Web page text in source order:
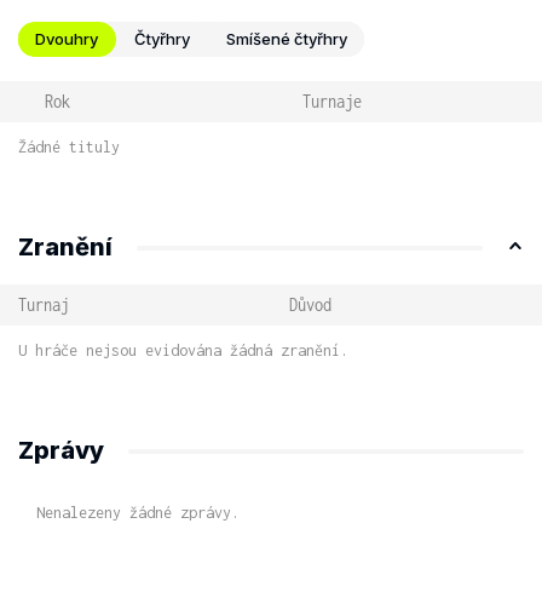
Dvouhry Čtyřhry Smíšené čtyřhry
Rok Turnaje
Žádné tituly
Zranění
Turnaj Důvod
U hráče nejsou evidována žádná zranění.
Zprávy
Nenalezeny žádné zprávy.